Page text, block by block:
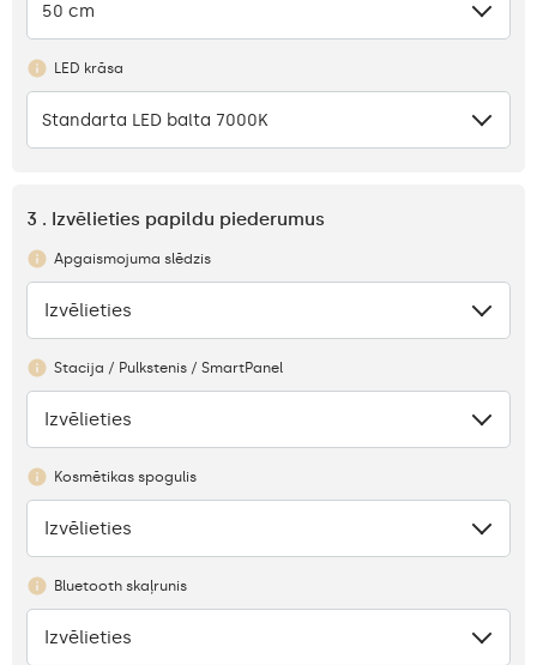
50 cm
LED krāsa
Standarta LED balta 7000K
3 . Izvēlieties papildu piederumus
Apgaismojuma slēdzis
Nav
Izvēlieties
Stacija / Pulkstenis / SmartPanel
Nav
Izvēlieties
Kosmētikas spogulis
Nav
Izvēlieties
Bluetooth skaļrunis
Nav
Izvēlieties